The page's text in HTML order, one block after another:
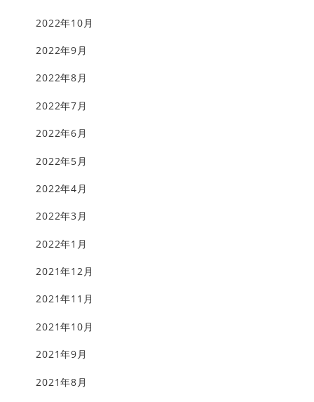
2022年10月
2022年9月
2022年8月
2022年7月
2022年6月
2022年5月
2022年4月
2022年3月
2022年1月
2021年12月
2021年11月
2021年10月
2021年9月
2021年8月